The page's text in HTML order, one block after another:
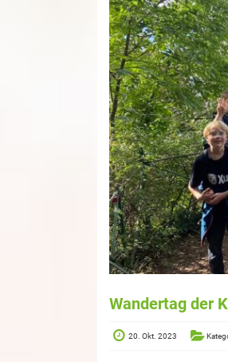
Wandertag der
20. Okt. 2023